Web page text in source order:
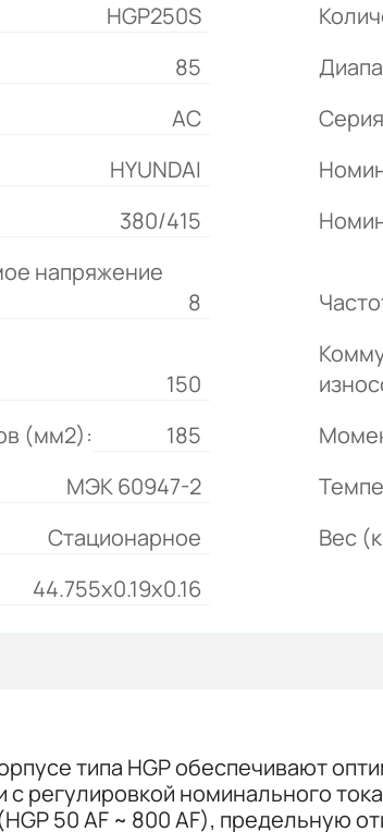
HGP250S
85
АС
HYUNDAI
380/415
напряжение
8
150
(мм2):
185
МЭК 60947-2
Стационарное Вес
44.755x0.19x0.16
типа HGP обеспечивают
с регулировкой номинального
50 AF ~ 800 AF), предельную